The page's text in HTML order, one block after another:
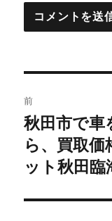
稿
ナ
ビ
ゲ
前
前
の
投
秋田市で車
ら、買取
ット秋田臨